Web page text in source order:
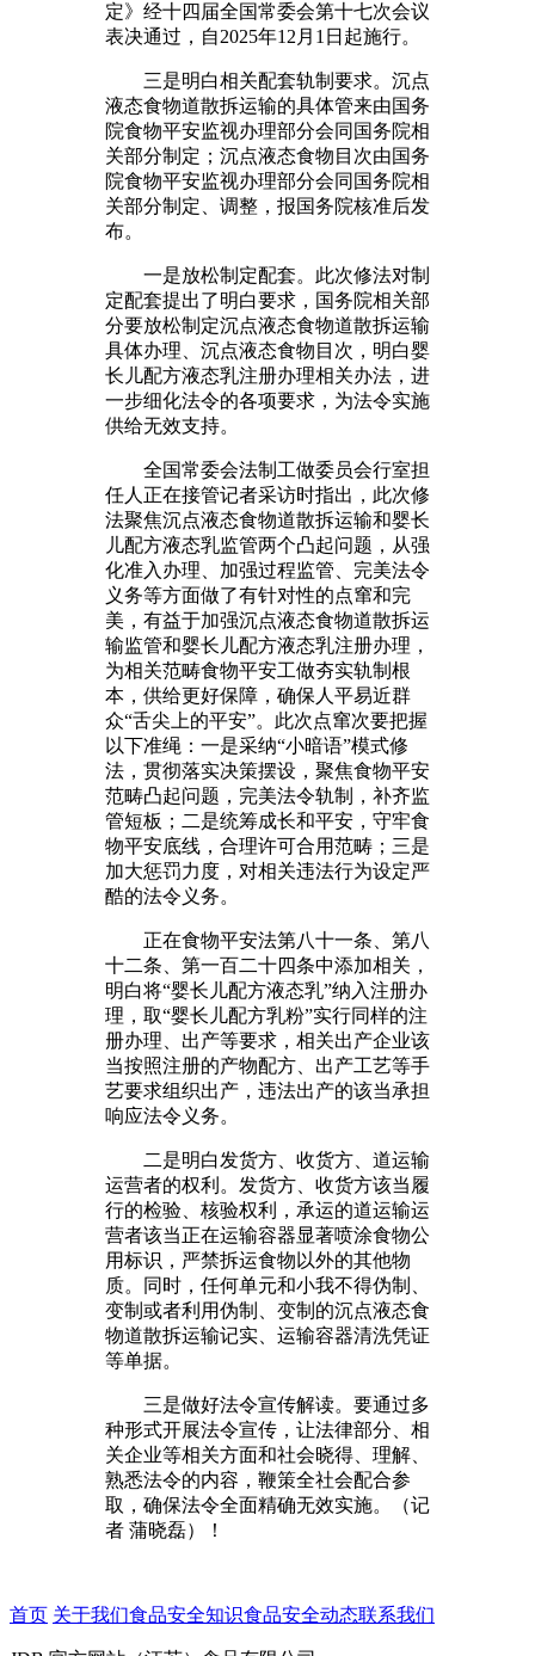
定》经十四届全国常委会第十七次会议
表决通过，自2025年12月1日起施行。
三是明白相关配套轨制要求。沉点
液态食物道散拆运输的具体管来由国务
院食物平安监视办理部分会同国务院相
关部分制定；沉点液态食物目次由国务
院食物平安监视办理部分会同国务院相
关部分制定、调整，报国务院核准后发
布。
一是放松制定配套。此次修法对制
定配套提出了明白要求，国务院相关部
分要放松制定沉点液态食物道散拆运输
具体办理、沉点液态食物目次，明白婴
长儿配方液态乳注册办理相关办法，进
一步细化法令的各项要求，为法令实施
供给无效支持。
全国常委会法制工做委员会行室担
任人正在接管记者采访时指出，此次修
法聚焦沉点液态食物道散拆运输和婴长
儿配方液态乳监管两个凸起问题，从强
化准入办理、加强过程监管、完美法令
义务等方面做了有针对性的点窜和完
美，有益于加强沉点液态食物道散拆运
输监管和婴长儿配方液态乳注册办理，
为相关范畴食物平安工做夯实轨制根
本，供给更好保障，确保人平易近群
众“舌尖上的平安”。此次点窜次要把握
以下准绳：一是采纳“小暗语”模式修
法，贯彻落实决策摆设，聚焦食物平安
范畴凸起问题，完美法令轨制，补齐监
管短板；二是统筹成长和平安，守牢食
物平安底线，合理许可合用范畴；三是
加大惩罚力度，对相关违法行为设定严
酷的法令义务。
正在食物平安法第八十一条、第八
十二条、第一百二十四条中添加相关，
明白将“婴长儿配方液态乳”纳入注册办
理，取“婴长儿配方乳粉”实行同样的注
册办理、出产等要求，相关出产企业该
当按照注册的产物配方、出产工艺等手
艺要求组织出产，违法出产的该当承担
响应法令义务。
二是明白发货方、收货方、道运输
运营者的权利。发货方、收货方该当履
行的检验、核验权利，承运的道运输运
营者该当正在运输容器显著喷涂食物公
用标识，严禁拆运食物以外的其他物
质。同时，任何单元和小我不得伪制、
变制或者利用伪制、变制的沉点液态食
物道散拆运输记实、运输容器清洗凭证
等单据。
三是做好法令宣传解读。要通过多
种形式开展法令宣传，让法律部分、相
关企业等相关方面和社会晓得、理解、
熟悉法令的内容，鞭策全社会配合参
取，确保法令全面精确无效实施。（记
者 蒲晓磊）！
首页 关于我们食品安全知识食品安全动态联系我们